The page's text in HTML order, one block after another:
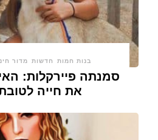
בנות חמות חדשות מדור
סמנתה פיירקלות:
את חייה